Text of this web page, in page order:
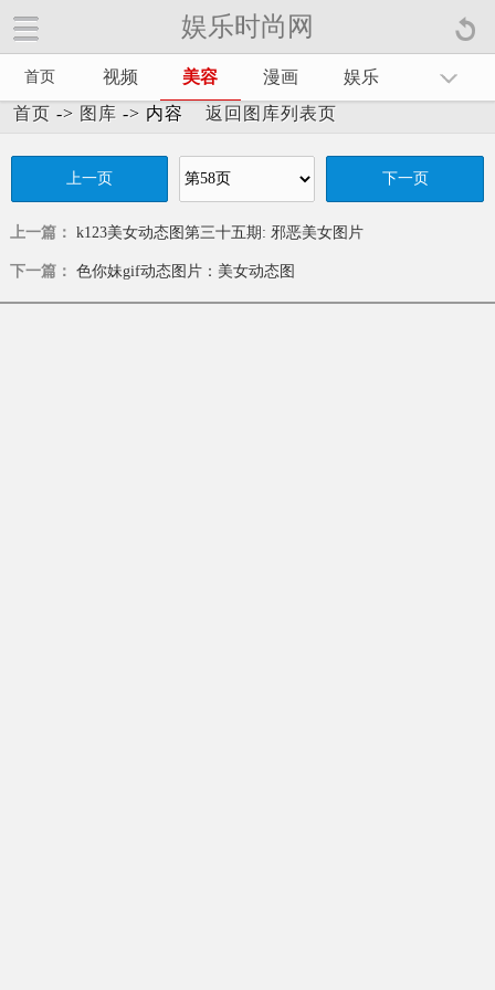
娱乐时尚网
首页 视频 美容 漫画
娱乐
首页 -> 图库 -> 内容 返回图库列表页
上一页 下一页
上一篇： k123美女动态图第三十五期: 邪恶美女图片
下一篇： 色你妹gif动态图片：美女动态图
娱乐时尚网手机官方网站【